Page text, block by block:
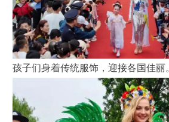
孩子们身着传统服饰，迎接各国佳丽